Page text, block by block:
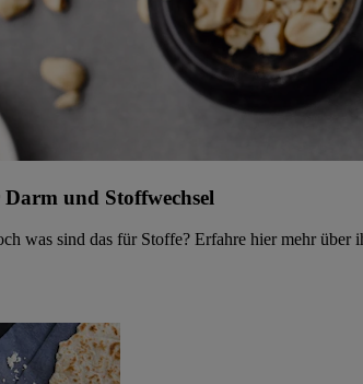
und Stoffwechsel
was sind das für Stoffe? Erfahre hier mehr